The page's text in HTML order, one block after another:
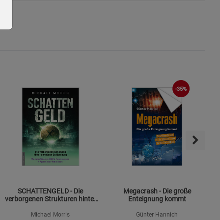
SCHATTENGELD - Die
verborgenen Strukturen hinter
Michael Morris
-35%
Megacrash - Die große
Enteignung kommt
Günter Hannich